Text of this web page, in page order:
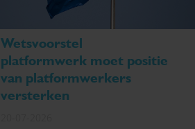
Wetsvoorstel
platformwerk moet positie
van platformwerkers
versterken